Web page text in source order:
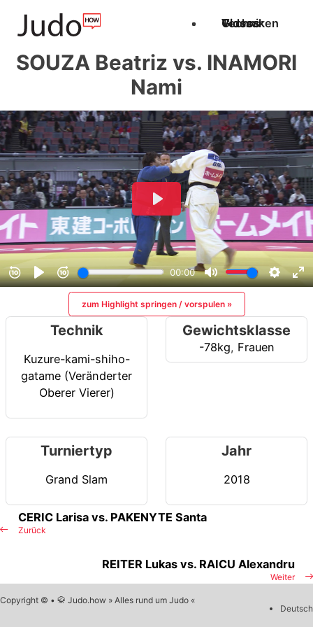
Techniken
Videos
Glossar
SOUZA Beatriz vs. INAMORI
Nami
zum Highlight springen / vorspulen »
Technik
Kuzure-kami-shiho-
gatame (Veränderter
Oberer Vierer)
Gewichtsklasse
-78kg, Frauen
Turniertyp
Grand Slam
Jahr
2018
Zurück
CERIC Larisa vs. PAKENYTE Santa
Weiter
REITER Lukas vs. RAICU Alexandru
Copyright © • 🥋 Judo.how » Alles rund um Judo «
Deutsch